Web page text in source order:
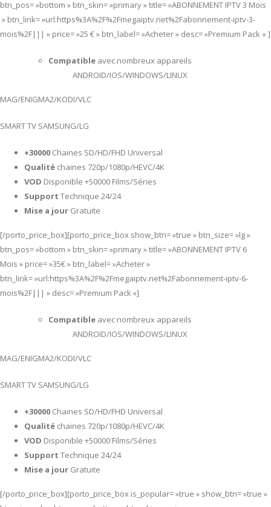
btn_pos= »bottom » btn_skin= »primary » title= »ABONNEMENT IPTV 3 Mois
» btn_link= »url:https%3A%2F%2Fmegaiptv.net%2Fabonnement-iptv-3-
mois%2F||| » price= »25 € » btn_label= »Acheter » desc= »Premium Pack « ]
Compatible avec nombreux appareils
ANDROID/IOS/WINDOWS/LINUX
MAG/ENIGMA2/KODI/VLC
SMART TV SAMSUNG/LG
+30000 Chaines SD/HD/FHD Universal
Qualité chaines 720p/1080p/HEVC/4K
VOD Disponible +50000 Films/Séries
Support Technique 24/24
Mise a jour Gratuite
[/porto_price_box][porto_price_box show_btn= »true » btn_size= »lg »
btn_pos= »bottom » btn_skin= »primary » title= »ABONNEMENT IPTV 6
Mois » price= »35€ » btn_label= »Acheter »
btn_link= »url:https%3A%2F%2Fmegaiptv.net%2Fabonnement-iptv-6-
mois%2F||| » desc= »Premium Pack »]
Compatible avec nombreux appareils
ANDROID/IOS/WINDOWS/LINUX
MAG/ENIGMA2/KODI/VLC
SMART TV SAMSUNG/LG
+30000 Chaines SD/HD/FHD Universal
Qualité chaines 720p/1080p/HEVC/4K
VOD Disponible +50000 Films/Séries
Support Technique 24/24
Mise a jour Gratuite
[/porto_price_box][porto_price_box is_popular= »true » show_btn= »true »